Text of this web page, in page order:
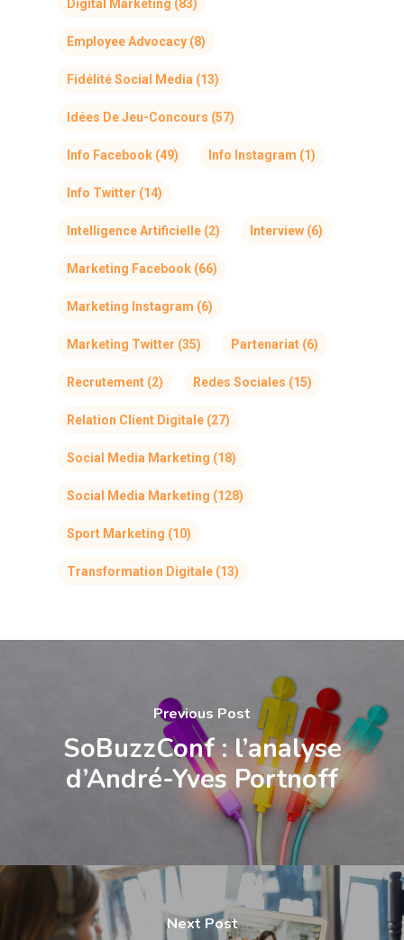
Digital Marketing (83)
Employee Advocacy (8)
Fidélité Social Media (13)
Idées De Jeu-Concours (57)
Info Facebook (49) Info Instagram (1)
Info Twitter (14)
Intelligence Artificielle (2) Interview (6)
Marketing Facebook (66)
Marketing Instagram (6)
Marketing Twitter (35) Partenariat (6)
Recrutement (2) Redes Sociales (15)
Relation Client Digitale (27)
Social Media Marketing (18)
Social Media Marketing (128)
Sport Marketing (10)
Transformation Digitale (13)
Previous Post
SoBuzzConf : l’analyse
d’André-Yves Portnoff
Next Post